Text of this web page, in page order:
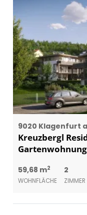
9020 Klagenfurt
Kreuzbergl
59,68 m2
WOHNFLÄCHE
2
ZIMMER